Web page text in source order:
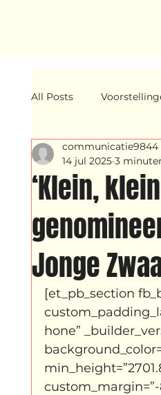
All Posts
Mind ur step
breakin Yentl
Father Figure
New makers
‘Klein,
Jonge
communicatie9844
14 jul 2025 3
[et_pb_section
hone”
custom_margin=”-